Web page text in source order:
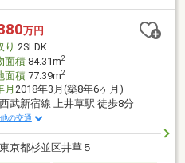
万円
り 2SLDK
面積84.31m2
面積77.39m2
月 2018年3月(築8年6ヶ月)
西武新宿線 上井草駅 徒歩8分
の交通
東京都杉並区井草５